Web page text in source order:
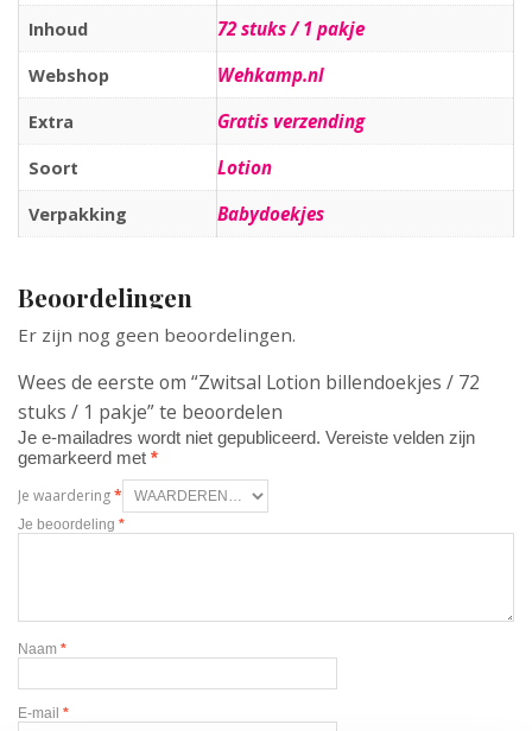
Inhoud 72 stuks / 1 pakje
Webshop Wehkamp.nl
Extra Gratis verzending
Soort Lotion
Verpakking Babydoekjes
Beoordelingen
Er zijn nog geen beoordelingen.
Wees de eerste om “Zwitsal Lotion billendoekjes / 72
stuks / 1 pakje” te beoordelen
Je e-mailadres wordt niet gepubliceerd. Vereiste velden zijn
gemarkeerd met *
Je waardering*
Je beoordeling *
Naam *
E-mail *